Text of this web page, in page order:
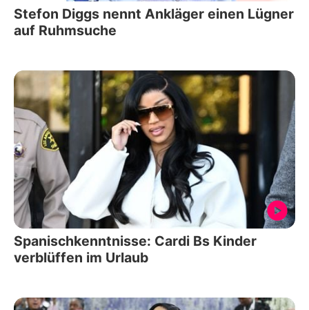
Stefon Diggs nennt Ankläger einen Lügner
auf Ruhmsuche
Spanischkenntnisse: Cardi Bs Kinder
verblüffen im Urlaub